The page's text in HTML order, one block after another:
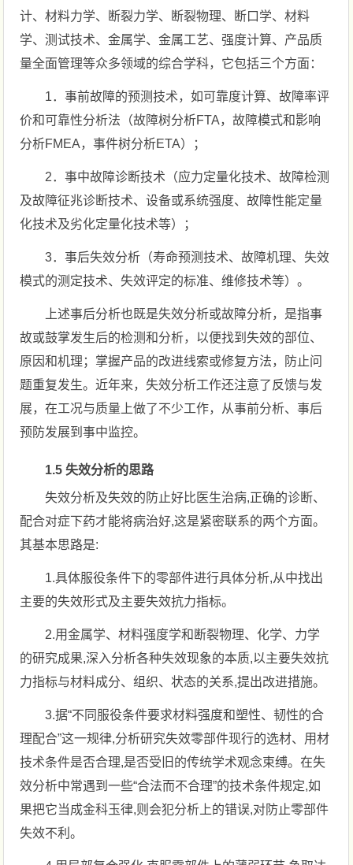
计、材料力学、断裂力学、断裂物理、断口学、材料
学、测试技术、金属学、金属工艺、强度计算、产品质
量全面管理等众多领域的综合学科，它包括三个方面：
1．事前故障的预测技术，如可靠度计算、故障率评
价和可靠性分析法（故障树分析FTA，故障模式和影响
分析FMEA，事件树分析ETA）；
2．事中故障诊断技术（应力定量化技术、故障检测
及故障征兆诊断技术、设备或系统强度、故障性能定量
化技术及劣化定量化技术等）；
3．事后失效分析（寿命预测技术、故障机理、失效
模式的测定技术、失效评定的标准、维修技术等）。
上述事后分析也既是失效分析或故障分析，是指事
故或鼓掌发生后的检测和分析，以便找到失效的部位、
原因和机理；掌握产品的改进线索或修复方法，防止问
题重复发生。近年来，失效分析工作还注意了反馈与发
展，在工况与质量上做了不少工作，从事前分析、事后
预防发展到事中监控。
1.5 失效分析的思路
失效分析及失效的防止好比医生治病,正确的诊断、
配合对症下药才能将病治好,这是紧密联系的两个方面。
其基本思路是:
1.具体服役条件下的零部件进行具体分析,从中找出
主要的失效形式及主要失效抗力指标。
2.用金属学、材料强度学和断裂物理、化学、力学
的研究成果,深入分析各种失效现象的本质,以主要失效抗
力指标与材料成分、组织、状态的关系,提出改进措施。
3.据“不同服役条件要求材料强度和塑性、韧性的合
理配合”这一规律,分析研究失效零部件现行的选材、用材
技术条件是否合理,是否受旧的传统学术观念束缚。在失
效分析中常遇到一些“合法而不合理”的技术条件规定,如
果把它当成金科玉律,则会犯分析上的错误,对防止零部件
失效不利。